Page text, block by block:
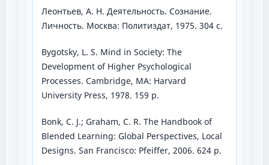
Леонтьев, А. Н. Деятельность. Сознание.
Личность. Москва: Политиздат, 1975. 304 с.
Вygotsky, L. S. Mind in Society: The
Development of Higher Psychological
Processes. Cambridge, MA: Harvard
University Press, 1978. 159 p.
Bonk, C. J.; Graham, C. R. The Handbook of
Blended Learning: Global Perspectives, Local
Designs. San Francisco: Pfeiffer, 2006. 624 p.